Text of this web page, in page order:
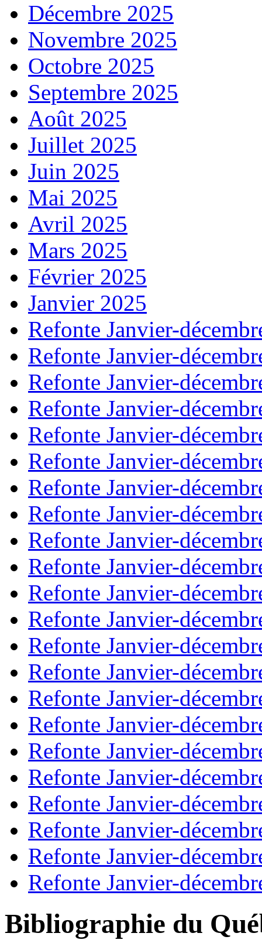
Décembre 2025
Novembre 2025
Octobre 2025
Septembre 2025
Août 2025
Juillet 2025
Juin 2025
Mai 2025
Avril 2025
Mars 2025
Février 2025
Janvier 2025
Refonte Janvier-
Refonte Janvier-
Refonte Janvier-
Refonte Janvier-
Refonte Janvier-
Refonte Janvier-
Refonte Janvier-
Refonte Janvier-
Refonte Janvier-
Refonte Janvier-
Refonte Janvier-
Refonte Janvier-
Refonte Janvier-
Refonte Janvier-
Refonte Janvier-
Refonte Janvier-
Refonte Janvier-
Refonte Janvier-
Refonte Janvier-
Refonte Janvier-
Refonte Janvier-
Refonte Janvier-
Bibliographie du